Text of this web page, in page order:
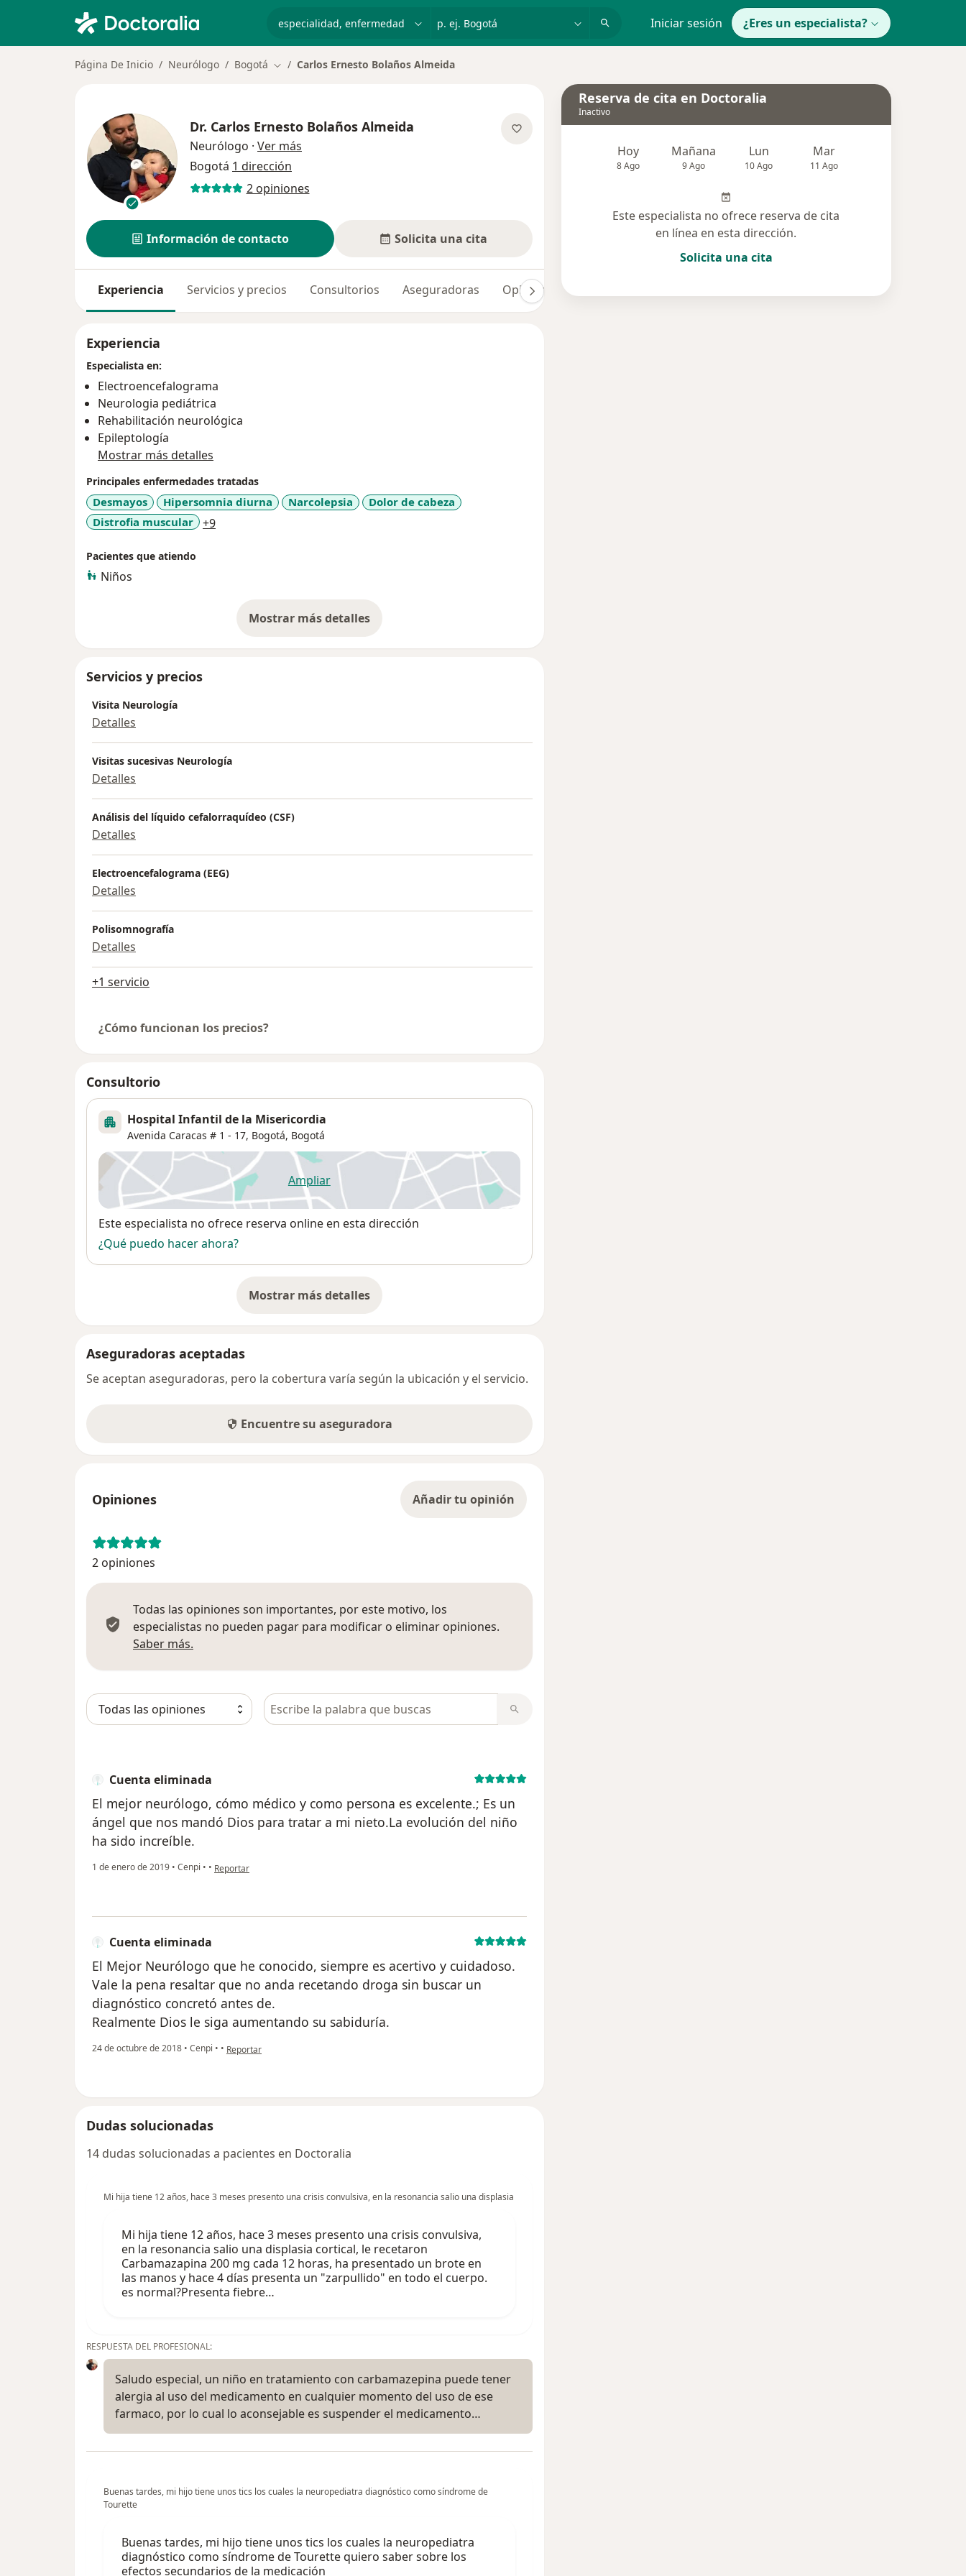
p. ej. Bogotá Iniciar sesión ¿Eres un especialista?
Página De Inicio Neurólogo Bogotá Cambiar de ciudad
Carlos Ernesto Bolaños Almeida
Dr. Carlos Ernesto Bolaños Almeida
Neurólogo · Ver más
Bogotá 1 dirección
2 opiniones
Información de contacto Solicita una cita
Experiencia Servicios y precios Consultorios Aseguradoras Opiniones (2)
Experiencia
Especialista en:
Electroencefalograma
Neurologia pediátrica
Rehabilitación neurológica
Epileptología
Mostrar más detalles
Principales enfermedades tratadas
Desmayos Hipersomnia diurna Narcolepsia
Dolor de cabeza
Distrofia muscular
+9a11y_sr_more_diseases
Pacientes que atiendo
Niños
Mostrar más detalles
sobre la experiencia
Servicios y precios
Visita Neurología
Detalles
Visitas sucesivas Neurología
Detalles
Análisis del líquido cefalorraquídeo (CSF)
Detalles
Electroencefalograma (EEG)
Detalles
Polisomnografía
Detalles
+1 servicio
¿Cómo funcionan los precios?
Consultorio
Hospital Infantil de la Misericordia
Avenida Caracas # 1 - 17, Bogotá, Bogotá
Ampliarse abre en una nueva pestaña
Disponibilidad
Este especialista no ofrece reserva online en esta dirección
¿Qué puedo hacer ahora?
Mostrar más detalles
sobre la dirección
Aseguradoras aceptadas
Se aceptan aseguradoras, pero la cobertura varía según la ubicación y el servicio.
Encuentre su aseguradora
Opiniones Añadir tu opinión
2 opiniones
Todas las opiniones son importantes, por este motivo, los
especialistas no pueden pagar para modificar o eliminar opiniones.
Saber más.
Busca en opiniones
Cuenta eliminada
El mejor neurólogo, cómo médico y como persona es excelente.; Es un
ángel que nos mandó Dios para tratar a mi nieto.La evolución del niño
ha sido increíble.
1 de enero de 2019 • Cenpi • • en opinión del usuario Cuenta eliminada
Reportar
Cuenta eliminada
El Mejor Neurólogo que he conocido, siempre es acertivo y cuidadoso.
Vale la pena resaltar que no anda recetando droga sin buscar un
diagnóstico concretó antes de.
Realmente Dios le siga aumentando su sabiduría.
24 de octubre de 2018 • Cenpi • • en opinión del usuario Cuenta eliminada
Reportar
Dudas solucionadas
14 dudas solucionadas a pacientes en Doctoralia
Mi hija tiene 12 años, hace 3 meses presento una crisis convulsiva, en la resonancia salio una displasia
Mi hija tiene 12 años, hace 3 meses presento una crisis convulsiva,
en la resonancia salio una displasia cortical, le recetaron
Carbamazapina 200 mg cada 12 horas, ha presentado un brote en
las manos y hace 4 días presenta un "zarpullido" en todo el cuerpo.
es normal?Presenta fiebre…
RESPUESTA DEL PROFESIONAL:
Saludo especial, un niño en tratamiento con carbamazepina puede tener
alergia al uso del medicamento en cualquier momento del uso de ese
farmaco, por lo cual lo aconsejable es suspender el medicamento…
Buenas tardes, mi hijo tiene unos tics los cuales la neuropediatra diagnóstico como síndrome de
Tourette
Buenas tardes, mi hijo tiene unos tics los cuales la neuropediatra
diagnóstico como síndrome de Tourette quiero saber sobre los
efectos secundarios de la medicación
Reserva de cita en Doctoralia
Inactivo
Hoy
8 Ago
Mañana
9 Ago
Lun
10 Ago
Mar
11 Ago
Este especialista no ofrece reserva de cita
en línea en esta dirección.
Solicita una cita